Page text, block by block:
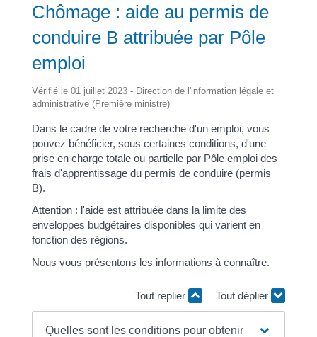
Chômage : aide au permis de
conduire B attribuée par Pôle
emploi
Vérifié le 01 juillet 2023 - Direction de l'information légale et
administrative (Première ministre)
Dans le cadre de votre recherche d'un emploi, vous
pouvez bénéficier, sous certaines conditions, d'une
prise en charge totale ou partielle par Pôle emploi des
frais d'apprentissage du permis de conduire (permis
B).
Attention : l'aide est attribuée dans la limite des
enveloppes budgétaires disponibles qui varient en
fonction des régions.
Nous vous présentons les informations à connaître.
Tout replier Tout déplier
Quelles sont les conditions pour obtenir